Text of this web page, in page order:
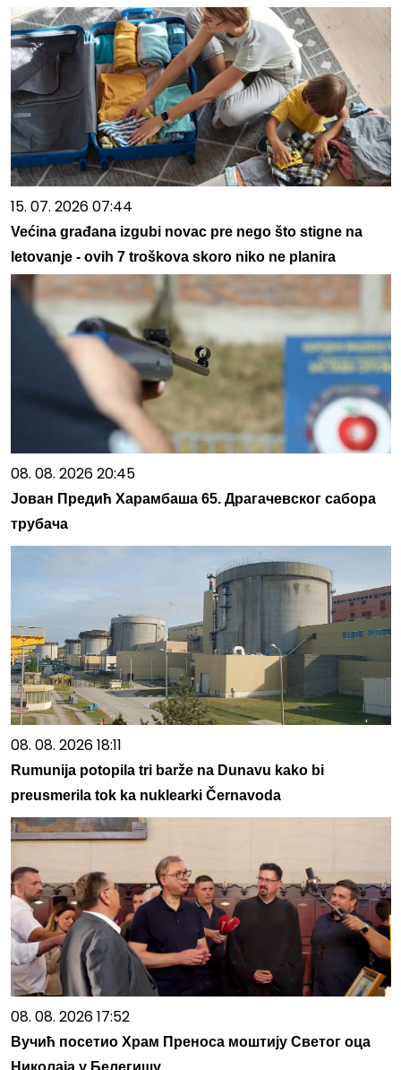
15. 07. 2026 07:44
Većina građana izgubi novac pre nego što stigne na
letovanje - ovih 7 troškova skoro niko ne planira
08. 08. 2026 20:45
Јован Предић Харамбаша 65. Драгачевског сабора
трубача
08. 08. 2026 18:11
Rumunija potopila tri barže na Dunavu kako bi
preusmerila tok ka nuklearki Černavoda
08. 08. 2026 17:52
Вучић посетио Храм Преноса моштију Светог оца
Николаја у Белегишу